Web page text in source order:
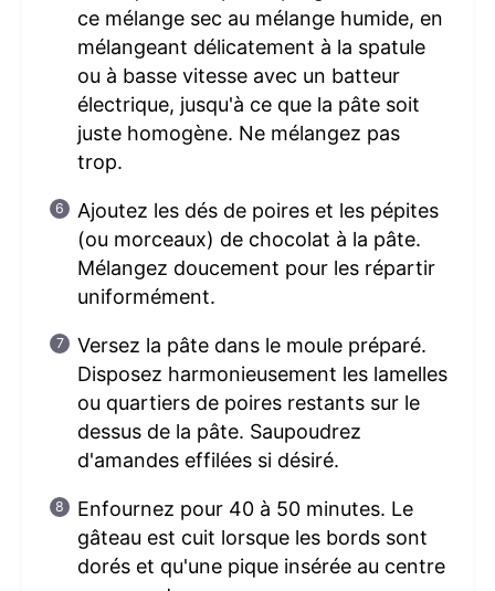
ce mélange sec au mélange humide, en
mélangeant délicatement à la spatule
ou à basse vitesse avec un batteur
électrique, jusqu'à ce que la pâte soit
juste homogène. Ne mélangez pas
trop.
Ajoutez les dés de poires et les pépites
(ou morceaux) de chocolat à la pâte.
Mélangez doucement pour les répartir
uniformément.
Versez la pâte dans le moule préparé.
Disposez harmonieusement les lamelles
ou quartiers de poires restants sur le
dessus de la pâte. Saupoudrez
d'amandes effilées si désiré.
Enfournez pour 40 à 50 minutes. Le
gâteau est cuit lorsque les bords sont
dorés et qu'une pique insérée au centre